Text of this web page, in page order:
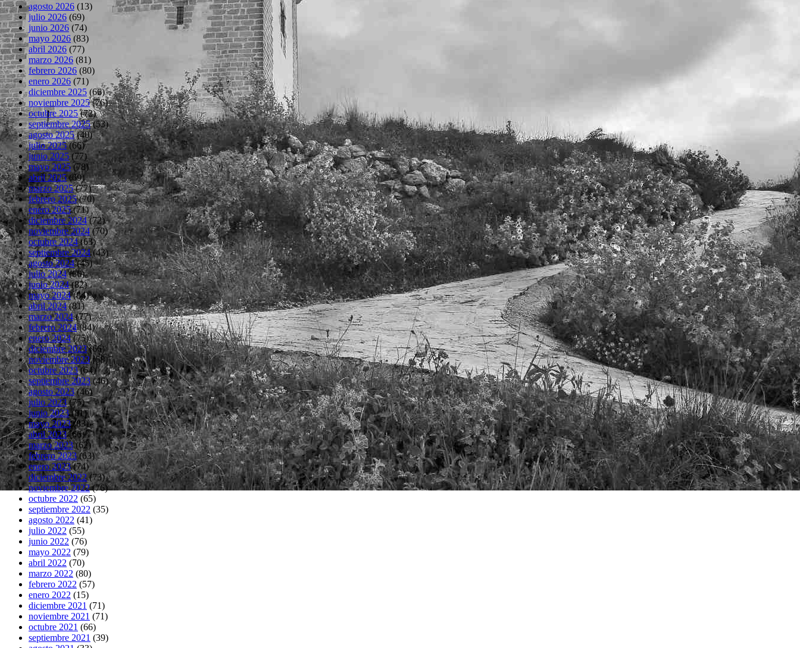
agosto 2026 (13)
julio 2026 (69)
junio 2026 (74)
mayo 2026 (83)
abril 2026 (77)
marzo 2026 (81)
febrero 2026 (80)
enero 2026 (71)
diciembre 2025 (66)
noviembre 2025(76)
octubre 2025(72)
septiembre 2025(53)
agosto 2025(40)
julio 2025(66)
junio 2025(77)
mayo 2025 (78)
abril 2025(69)
marzo 2025(77)
febrero 2025(70)
enero 2025(71)
diciembre 2024(72)
noviembre 2024(70)
octubre 2024(63)
septiembre 2024(43)
agosto 2024(45)
julio 2024(66)
junio 2024(82)
mayo 2024(84)
abril 2024(81)
marzo 2024(77)
febrero 2024(84)
enero 2024(75)
diciembre 2023(66)
noviembre 2023(68)
octubre 2023(64)
septiembre 2023(46)
agosto 2023(46)
julio 2023(75)
junio 2023(81)
mayo 2023(83)
abril 2023(66)
marzo 2023(62)
febrero 2023(63)
enero 2023(74)
diciembre 2022(73)
noviembre 2022(76)
octubre 2022 (65)
septiembre 2022 (35)
agosto 2022 (41)
julio 2022 (55)
junio 2022 (76)
mayo 2022 (79)
abril 2022 (70)
marzo 2022 (80)
febrero 2022 (57)
enero 2022 (15)
diciembre 2021 (71)
noviembre 2021 (71)
octubre 2021 (66)
septiembre 2021 (39)